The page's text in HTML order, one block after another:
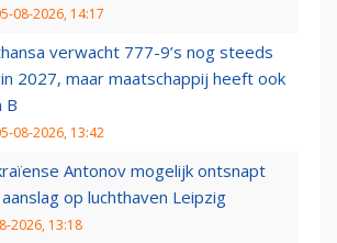
08-2026, 14:17
verwacht 777-9’s nog steeds
2027, maar maatschappij heeft ook
B
08-2026, 13:42
Antonov mogelijk ontsnapt
op luchthaven Leipzig
2026, 13:18